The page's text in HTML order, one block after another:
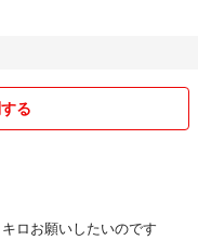
変えております。
すm(_ _)m
メインに出品させていただ
)
る
ロお願いしたいのです